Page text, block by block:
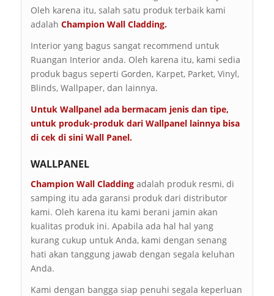
Oleh karena itu, salah satu produk terbaik kami
adalah Champion Wall Cladding.
Interior yang bagus sangat recommend untuk
Ruangan Interior anda. Oleh karena itu, kami sedia
produk bagus seperti Gorden, Karpet, Parket, Vinyl,
Blinds, Wallpaper, dan lainnya.
Untuk Wallpanel ada bermacam jenis dan tipe,
untuk produk-produk dari Wallpanel lainnya bisa
di cek di sini Wall Panel.
WALLPANEL
Champion Wall Cladding adalah produk resmi, di
samping itu ada garansi produk dari distributor
kami. Oleh karena itu kami berani jamin akan
kualitas produk ini. Apabila ada hal hal yang
kurang cukup untuk Anda, kami dengan senang
hati akan tanggung jawab dengan segala keluhan
Anda.
Kami dengan bangga siap penuhi segala keperluan